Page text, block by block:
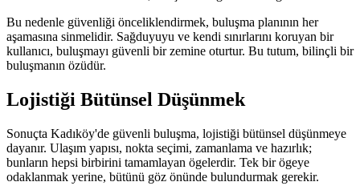
Bu nedenle güvenliği önceliklendirmek, buluşma planının her
aşamasına sinmelidir. Sağduyuyu ve kendi sınırlarını koruyan bir
kullanıcı, buluşmayı güvenli bir zemine oturtur. Bu tutum, bilinçli bir
buluşmanın özüdür.
Lojistiği Bütünsel Düşünmek
Sonuçta Kadıköy'de güvenli buluşma, lojistiği bütünsel düşünmeye
dayanır. Ulaşım yapısı, nokta seçimi, zamanlama ve hazırlık;
bunların hepsi birbirini tamamlayan ögelerdir. Tek bir ögeye
odaklanmak yerine, bütünü göz önünde bulundurmak gerekir.